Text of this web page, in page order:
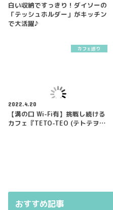
白い収納ですっきり！ダイソーの
「テッシュホルダー」がキッチン
で大活躍♪
カフェ巡り
2022.4.20
【溝の口 Wi-Fi有】挑戦し続ける
カフェ『TETO-TEO (テトテヲ…
おすすめ記事